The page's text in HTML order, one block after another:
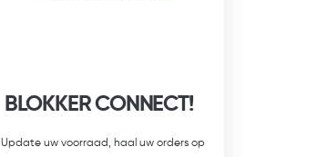
BLOKKER CONNECT!
Update uw voorraad, haal uw orders op